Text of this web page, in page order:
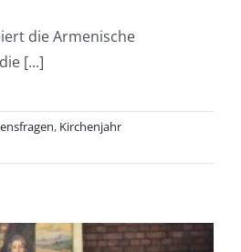
die Armenische
[...]
, Kirchenjahr